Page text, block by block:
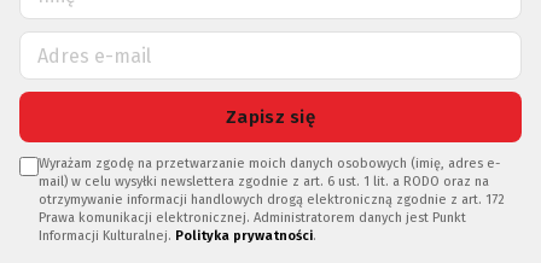
Zapisz się
Wyrażam zgodę na przetwarzanie moich danych osobowych (imię, adres e-
mail) w celu wysyłki newslettera zgodnie z art. 6 ust. 1 lit. a RODO oraz na
otrzymywanie informacji handlowych drogą elektroniczną zgodnie z art. 172
Prawa komunikacji elektronicznej. Administratorem danych jest Punkt
Informacji Kulturalnej. Polityka prywatności.